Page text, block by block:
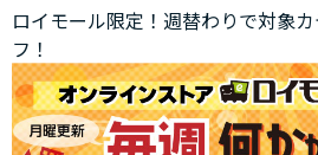
ロイモール限定！週替わりで対象
フ！